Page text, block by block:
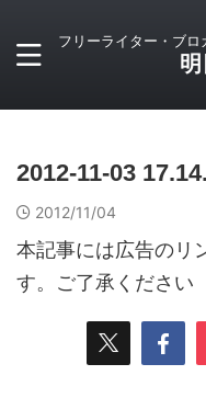
フリーライター・ブ
2012-11-03
2012/11/04
本記事には広告のリ
す。ご了承ください